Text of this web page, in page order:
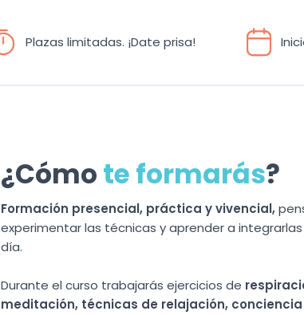
Plazas limitadas. ¡Date prisa!
¿Cómote formarás?
Formación presencial, práctica y vivencial,
experimentar las técnicas y aprender a
día.
Durante el curso trabajarás ejercicios de
meditación, técnicas de relajación,